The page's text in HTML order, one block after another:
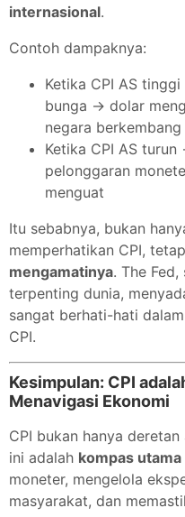
internasional.
Contoh dampaknya:
Ketika CPI AS
bunga → dolar
negara berkembang
Ketika CPI AS
pelonggaran
menguat
Itu sebabnya, bukan
memperhatikan CPI,
mengamatinya. The
terpenting dunia,
sangat berhati-hati
CPI.
Kesimpulan: CPI
Menavigasi Ekonomi
CPI bukan hanya
ini adalah kompas utama
moneter, mengelola
masyarakat, dan